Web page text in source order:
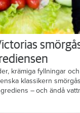
krämiga fyllningar
klassikern
– och ändå